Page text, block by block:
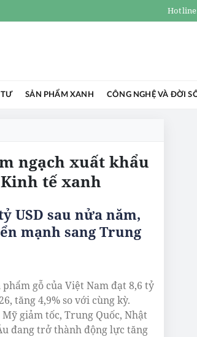
SẢN PHẨM XANH CÔNG NGHỆ VÀ ĐỜI
ngạch xuất khẩu
tế xanh
USD sau nửa năm,
mạnh sang Trung
gỗ của Việt Nam đạt 8,6 tỷ
tăng 4,9% so với cùng kỳ.
giảm tốc, Trung Quốc, Nhật
đang trở thành động lực tăng